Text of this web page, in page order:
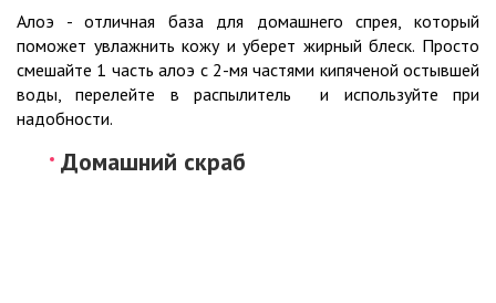
Алоэ - отличная база для домашнего спрея, который
поможет увлажнить кожу и уберет жирный блеск. Просто
смешайте 1 часть алоэ с 2-мя частями кипяченой остывшей
воды, перелейте в распылитель и используйте при
надобности.
Домашний скраб